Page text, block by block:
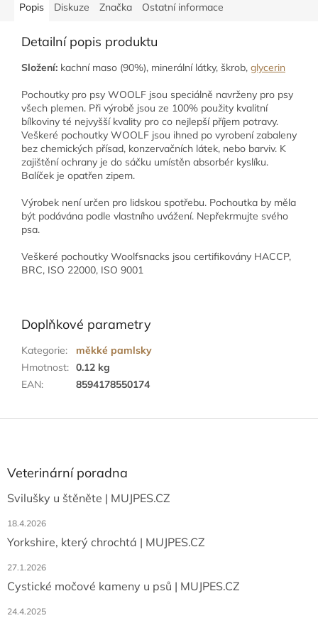
Popis Diskuze Značka Ostatní informace
Detailní popis produktu
Složení: kachní maso (90%), minerální látky, škrob, glycerin
Pochoutky pro psy WOOLF jsou speciálně navrženy pro psy
všech plemen. Při výrobě jsou ze 100% použity kvalitní
bílkoviny té nejvyšší kvality pro co nejlepší příjem potravy.
Veškeré pochoutky WOOLF jsou ihned po vyrobení zabaleny
bez chemických přísad, konzervačních látek, nebo barviv. K
zajištění ochrany je do sáčku umístěn absorbér kyslíku.
Balíček je opatřen zipem.
Výrobek není určen pro lidskou spotřebu. Pochoutka by měla
být podávána podle vlastního uvážení. Nepřekrmujte svého
psa.
Veškeré pochoutky Woolfsnacks jsou certifikovány HACCP,
BRC, ISO 22000, ISO 9001
Doplňkové parametry
Kategorie:
měkké pamlsky
Hmotnost: 0.12 kg
EAN: 8594178550174
aVeterinární poradna
Svilušky u štěněte | MUJPES.CZ
18.4.2026
Yorkshire, který chrochtá | MUJPES.CZ
27.1.2026
Cystické močové kameny u psů | MUJPES.CZ
24.4.2025